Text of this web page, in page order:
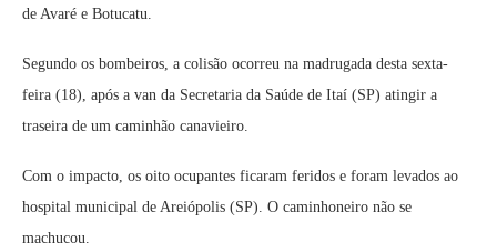
de Avaré e Botucatu.
Segundo os bombeiros, a colisão ocorreu na madrugada desta sexta-
feira (18), após a van da Secretaria da Saúde de Itaí (SP) atingir a
traseira de um caminhão canavieiro.
Com o impacto, os oito ocupantes ficaram feridos e foram levados ao
hospital municipal de Areiópolis (SP). O caminhoneiro não se
machucou.